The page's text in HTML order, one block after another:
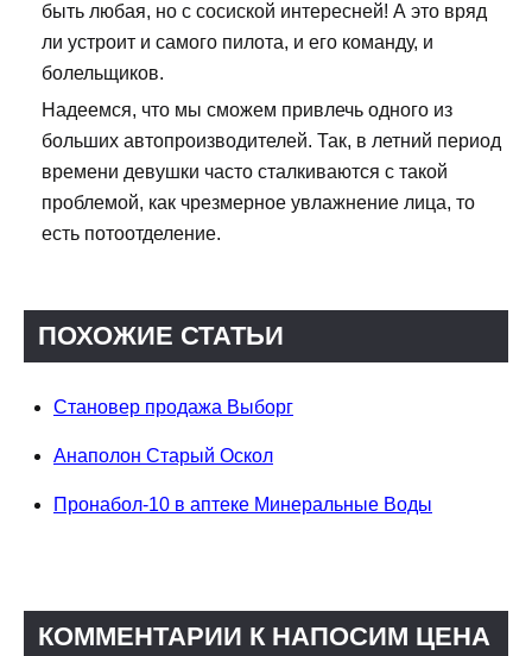
быть любая, но с сосиской интересней! А это вряд
ли устроит и самого пилота, и его команду, и
болельщиков.
Надеемся, что мы сможем привлечь одного из
больших автопроизводителей. Так, в летний период
времени девушки часто сталкиваются с такой
проблемой, как чрезмерное увлажнение лица, то
есть потоотделение.
ПОХОЖИЕ СТАТЬИ
Становер продажа Выборг
Анаполон Старый Оскол
Пронабол-10 в аптеке Минеральные Воды
КОММЕНТАРИИ К НАПОСИМ ЦЕНА